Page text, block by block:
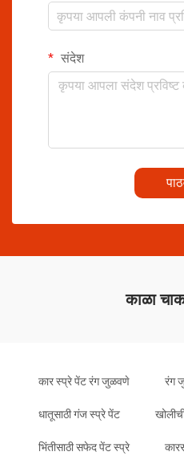
संदेश
काळा
कार स्प्रे पेंट रंग जुळवणे रंग
धातूसाठी गंज स्प्रे पेंट
भिंतीसाठी सफेद पेंट स्प्रे